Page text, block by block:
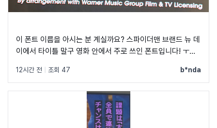
이 폰트 이름을 아시는 분 계실까요? 스파이더맨 브랜드 뉴 데
이에서 타이틀 말구 영화 안에서 주로 쓰인 폰트입니다! ㅜㅜ
깝고 t가 유독 가로가 짧아서 예쁘더라구요
12시간 전 조회 47 b*nda